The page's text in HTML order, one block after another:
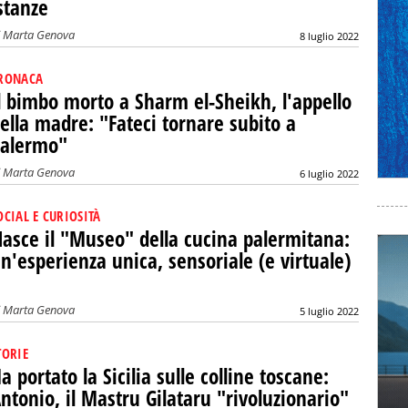
Marta Genova 8 luglio 2022
morto a Sharm el-Sheikh, l'appello
madre: "Fateci tornare subito a
Marta Genova 6 luglio 2022
E CURIOSITÀ
il "Museo" della cucina palermitana:
unica, sensoriale (e virtuale)
Marta Genova 5 luglio 2022
portato la Sicilia sulle colline toscane:
il Mastru Gilataru "rivoluzionario"